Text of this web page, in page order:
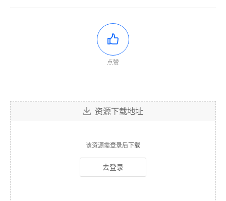
点赞
资源下载地址
该资源需登录后下载
去登录